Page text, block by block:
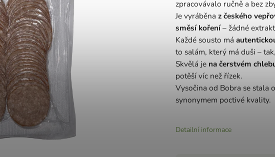
zpracovávalo ručně a bez
Je vyráběna z českého
směsí koření– žádné
Každé sousto má
to salám, který má duši –
Skvělá je na čerstvém
potěší víc než řízek.
Vysočina od Bobra se stala
synonymem poctivé kvality.
Detailní informace